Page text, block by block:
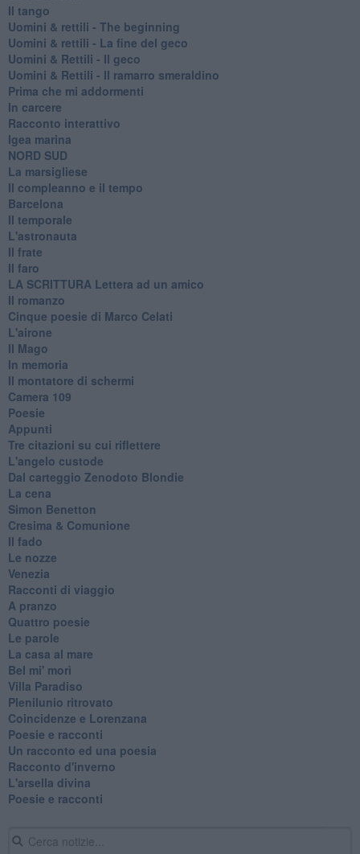
Il tango
​Uomini & rettili - The beginning
​Uomini & rettili - La fine del geco
Uomini & Rettili - Il geco
Uomini & Rettili - Il ramarro smeraldino
Prima che mi addormenti
In carcere
Racconto interattivo
Igea marina
​NORD SUD
La marsigliese
Il compleanno e il tempo
Barcelona
Il temporale
L'astronauta
Il frate
Il faro
​LA SCRITTURA Lettera ad un amico
Il romanzo
Cinque poesie di Marco Celati
L'airone
Il Mago
In memoria
Il montatore di schermi
Camera 109
Poesie
Appunti
Tre citazioni su cui riflettere
L'angelo custode
Dal carteggio Zenodoto Blondie
La cena
Simon Benetton
Cresima & Comunione
Il fado
Le nozze
Venezia
Racconti di viaggio
A pranzo
Quattro poesie
Le parole
La casa al mare
Bel mi' morì
Villa Paradiso
Plenilunio ritrovato
Coincidenze e Lorenzana
Poesie e racconti
Un racconto ed una poesia
Racconto d'inverno
​L'arsella divina
Poesie e racconti